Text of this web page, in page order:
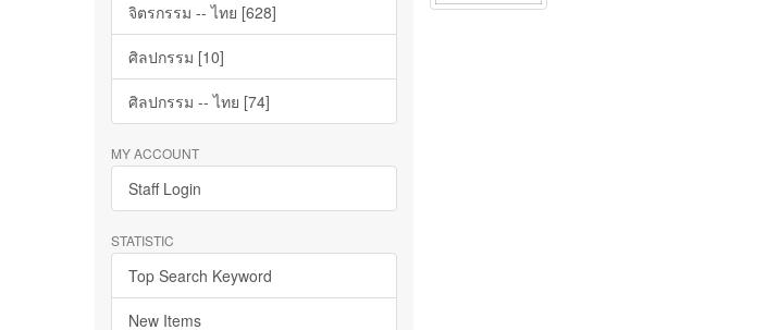
จิตรกรรม -- ไทย [628]
ศิลปกรรม [10]
ศิลปกรรม -- ไทย [74]
MY ACCOUNT
Staff Login
STATISTIC
Top Search Keyword
New Items